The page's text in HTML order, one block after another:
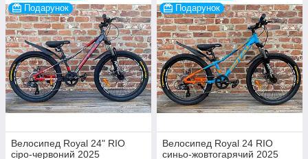
Подарунок
Велосипед Royal 24" RIO
сіро-червоний 2025
Подарунок
Велосипед Royal 24 RIO
синьо-жовтогарячий 2025